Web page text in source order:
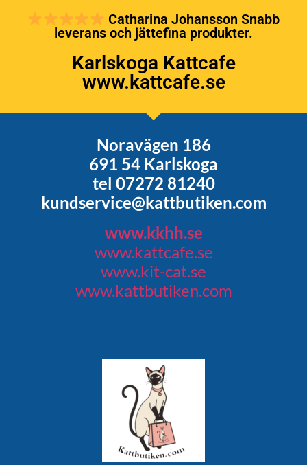
Catharina Johansson Snabb
leverans och jättefina produkter.
Karlskoga Kattcafe
www.kattcafe.se
Noravägen 186
691 54 Karlskoga
tel 07272 81240
kundservice@kattbutiken.com
www.kkhh.se
www.kattcafe.se
www.kit-cat.se
www.kattbutiken.com